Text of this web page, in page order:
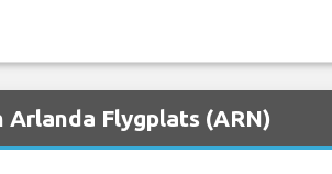
Flygplats (ARN)